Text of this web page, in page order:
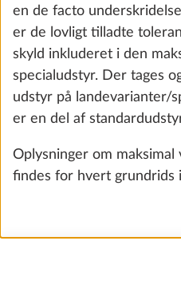
en de facto
er de lovligt tilladte
skyld inkluderet i den
specialudstyr. Der tages
udstyr på landevarianter/
er en del af
Oplysninger om
findes for hvert grundrids